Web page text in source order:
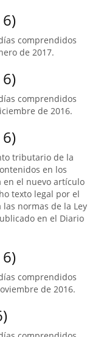
comprendidos
de 2017.
comprendidos
de 2016.
tributario de la
en los
en el nuevo artículo
texto legal por el
las normas de la Ley
en el Diario
comprendidos
de 2016.